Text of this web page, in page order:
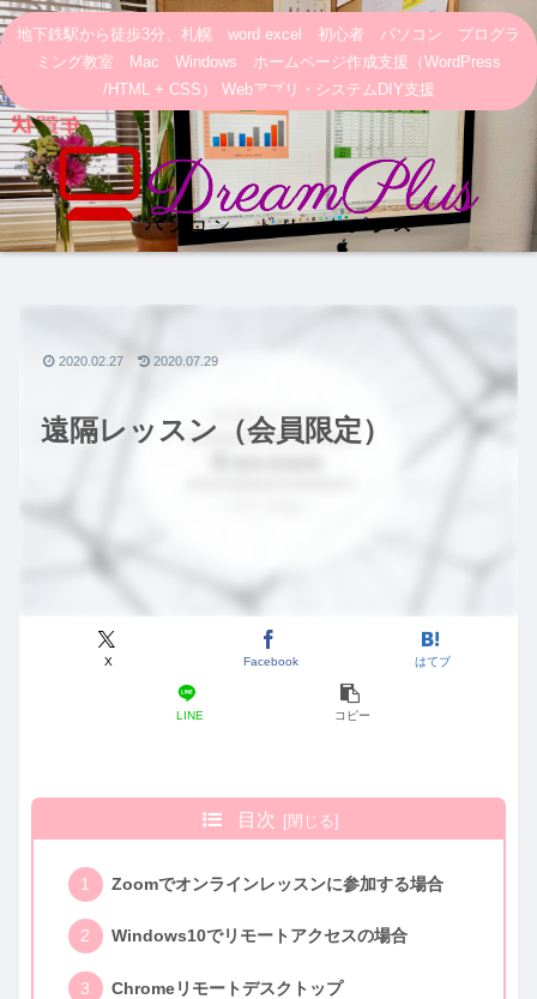
地下鉄駅から徒歩3分、札幌 word excel 初心者 パソコン プログラ
ミング教室 Mac Windows ホームページ作成支援（WordPress
/HTML + CSS） Webアプリ・システムDIY支援
遠隔レッスン（会員限定）
X Facebook はてブ
LINE コピー
2020.02.27 2020.07.29
目次
Zoomでオンラインレッスンに参加する場合
Windows10でリモートアクセスの場合
Chromeリモートデスクトップ